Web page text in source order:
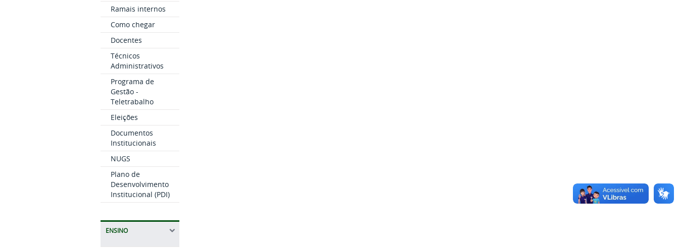
Ramais internos
Como chegar
Docentes
Técnicos
Administrativos
Programa de
Gestão -
Teletrabalho
Eleições
Documentos
Institucionais
NUGS
Plano de
Desenvolvimento
Institucional (PDI)
ENSINO